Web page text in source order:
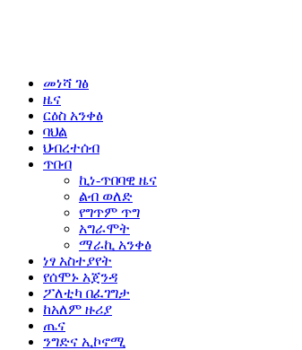
መነሻ ገፅ
ዜና
ርዕስ አንቀፅ
ባህል
ህብረተሰብ
ጥበብ
ኪነ-ጥበባዊ ዜና
ልብ ወለድ
የግጥም ጥግ
አግራሞት
ማራኪ አንቀፅ
ነፃ አስተያየት
የሰሞኑ አጀንዳ
ፖለቲካ በፈገግታ
ከአለም ዙሪያ
ጤና
ንግድና ኢኮኖሚ